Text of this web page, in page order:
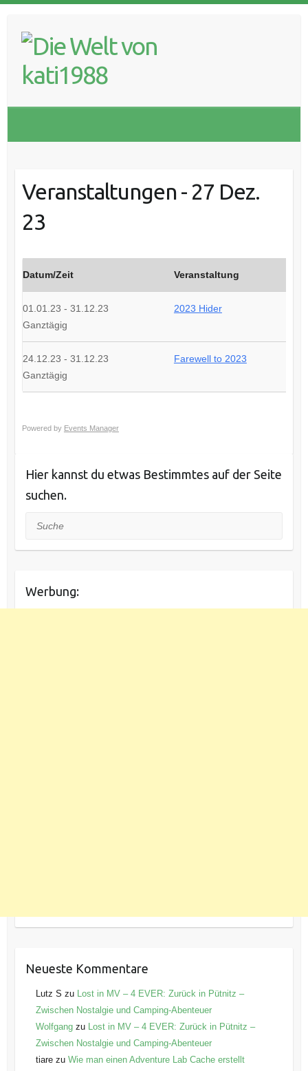
content
Veranstaltungen - 27 Dez.
23
Datum/Zeit Veranstaltung
01.01.23 - 31.12.23
Ganztägig
2023 Hider
24.12.23 - 31.12.23
Ganztägig
Farewell to 2023
Powered by Events Manager
Hier kannst du etwas Bestimmtes auf der Seite
suchen.
Suche
Werbung:
Neueste Kommentare
Lutz S zu Lost in MV – 4 EVER: Zurück in Pütnitz –
Zwischen Nostalgie und Camping-Abenteuer
Wolfgangzu Lost in MV – 4 EVER: Zurück in Pütnitz –
Zwischen Nostalgie und Camping-Abenteuer
tiarezu Wie man einen Adventure Lab Cache erstellt